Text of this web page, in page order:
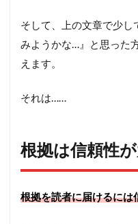
そして、上の文章で少し
みようかな…』と思った
えます。
それは……
根拠は信頼性
根拠を読者に届けるには